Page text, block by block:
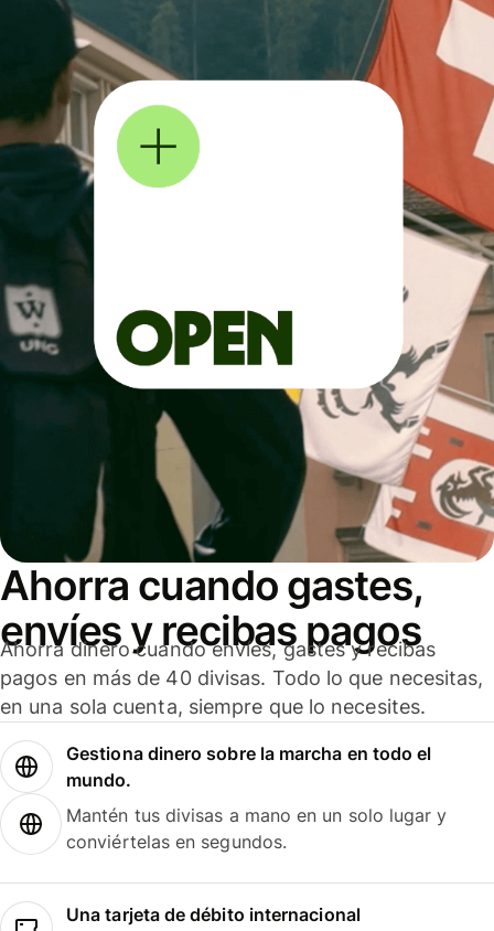
Ahorra cuando gastes,
envíes y recibas pagos
Ahorra dinero cuando envíes, gastes y recibas
pagos en más de 40 divisas. Todo lo que necesitas,
en una sola cuenta, siempre que lo necesites.
Gestiona dinero sobre la marcha en todo el
mundo.
Mantén tus divisas a mano en un solo lugar y
conviértelas en segundos.
Una tarjeta de débito internacional